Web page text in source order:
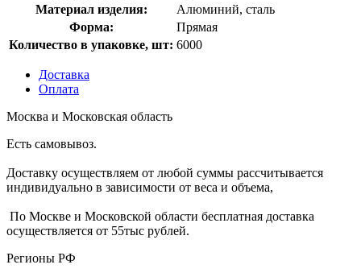
Материал изделия:
Алюминий, сталь
Форма:
Прямая
Количество в упаковке, шт: 6000
Доставка
Оплата
Москва и Московская область
Есть самовывоз.
Доставку осуществляем от любой суммы рассчитывается
индивидуально в зависимости от веса и объема,
По Москве и Московской области бесплатная доставка
осуществляется от 55тыс рублей.
Регионы РФ